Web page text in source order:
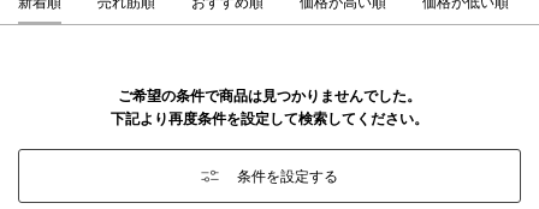
ご希望の条件で商品は見つかりませんでした。
下記より再度条件を設定して検索してください。
条件を設定する